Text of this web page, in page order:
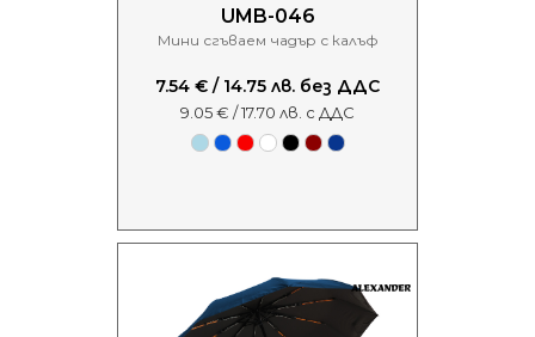
UMB-046
Мини сгъваем чадър с калъф
7.54 € / 14.75 лв. без ДДС
9.05 € / 17.70 лв. с ДДС